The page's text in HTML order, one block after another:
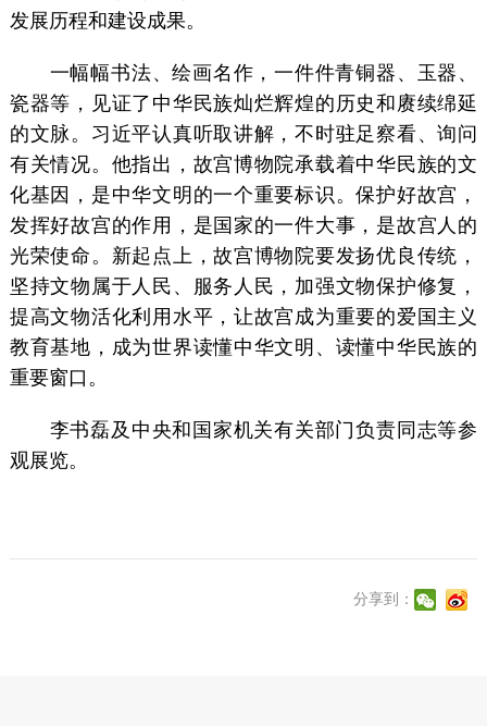
发展历程和建设成果。
一幅幅书法、绘画名作，一件件青铜器、玉器、
瓷器等，见证了中华民族灿烂辉煌的历史和赓续绵延
的文脉。习近平认真听取讲解，不时驻足察看、询问
有关情况。他指出，故宫博物院承载着中华民族的文
化基因，是中华文明的一个重要标识。保护好故宫，
发挥好故宫的作用，是国家的一件大事，是故宫人的
光荣使命。新起点上，故宫博物院要发扬优良传统，
坚持文物属于人民、服务人民，加强文物保护修复，
提高文物活化利用水平，让故宫成为重要的爱国主义
教育基地，成为世界读懂中华文明、读懂中华民族的
重要窗口。
李书磊及中央和国家机关有关部门负责同志等参
观展览。
分享到：